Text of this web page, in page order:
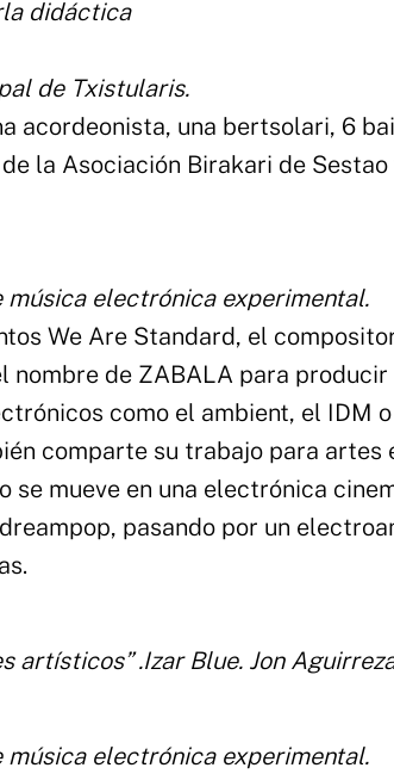
didáctica
de Txistularis.
acordeonista, una bertsolari, 6
la Asociación Birakari de
música electrónica experimental.
We Are Standard, el
de ZABALA para producir
como el ambient, el IDM
comparte su trabajo para artes
se mueve en una electrónica
pasando por un
artísticos” .Izar Blue. Jon
música electrónica experimental.